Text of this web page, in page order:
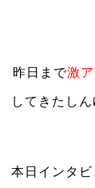
昨日まで激
してきたし
本日インタ